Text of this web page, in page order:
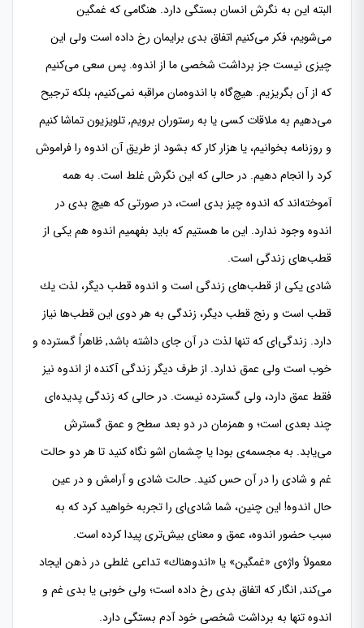
البته این به نگرش انسان بستگی دارد. هنگامی كه غمگین
می‌شویم، فكر می‌كنیم اتفاق بدی برایمان رخ داده است ولی این
چیزی نیست جز برداشت شخصی ما از اندوه. پس سعی می‌كنیم
كه از آن بگریزیم. هیچ‌گاه با اندوه‌مان مراقبه نمی‌كنیم، بلكه ترجیح
می‌دهیم به ملاقات كسی یا به رستوران برویم, تلویزیون تماشا كنیم
و روزنامه بخوانیم، یا هزار كار كه بشود از طریق آن اندوه را فراموش
كرد را انجام دهیم. در حالی كه این نگرش غلط است. به همه
آموخته‌اند كه اندوه چیز بدی است، در صورتی كه هیچ بدی در
اندوه وجود ندارد. این ما هستیم كه باید بفهمیم اندوه هم یكی از
قطب‌های زندگی است.
شادی یكی از قطب‌های زندگی است و اندوه قطب دیگر، لذت یك
قطب است و رنج قطب دیگر، زندگی به هر دوی این قطب‌ها نیاز
دارد. زندگی‌‌ای كه تنها لذت در آن جای داشته باشد, ظاهراً گسترده و
خوب است ولی عمق ندارد. از طرف دیگر زندگی آكنده از اندوه نیز
فقط عمق دارد، ولی گسترده نیست. در حالی كه زندگی پدیده‌‌‌ای
چند بعدی است؛ و همزمان در دو بعد سطح و عمق گسترش
می‌یابد. به مجسمه‌ی بودا یا چشمان اشو نگاه كنید تا هر دو حالت
غم و شادی را در آن حس كنید. حالت شادی و آرامش و در عین
حال اندوه! این چنین، شما شادی‌ای را تجربه خواهید كرد كه به
سبب حضور اندوه، عمق و معنای بیش‌تری پیدا كرده است.
معمولاً واژه‌ی «غمگین» یا «اندوهناك» تداعی غلطی در ذهن ایجاد
می‌كند, انگار كه اتفاق بدی رخ داده است؛ ولی خوبی یا بدی غم و
اندوه تنها به برداشت شخصی خود آدم بستگی دارد.